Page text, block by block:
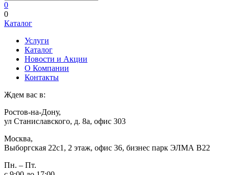
0
0
Каталог
Услуги
Каталог
Новости и Акции
О Компании
Контакты
Ждем вас в:
Ростов-на-Дону,
ул Станиславского, д. 8а, офис 303
Москва,
Выборгская 22с1, 2 этаж, офис 36, бизнес парк ЭЛМА В22
Пн. – Пт.